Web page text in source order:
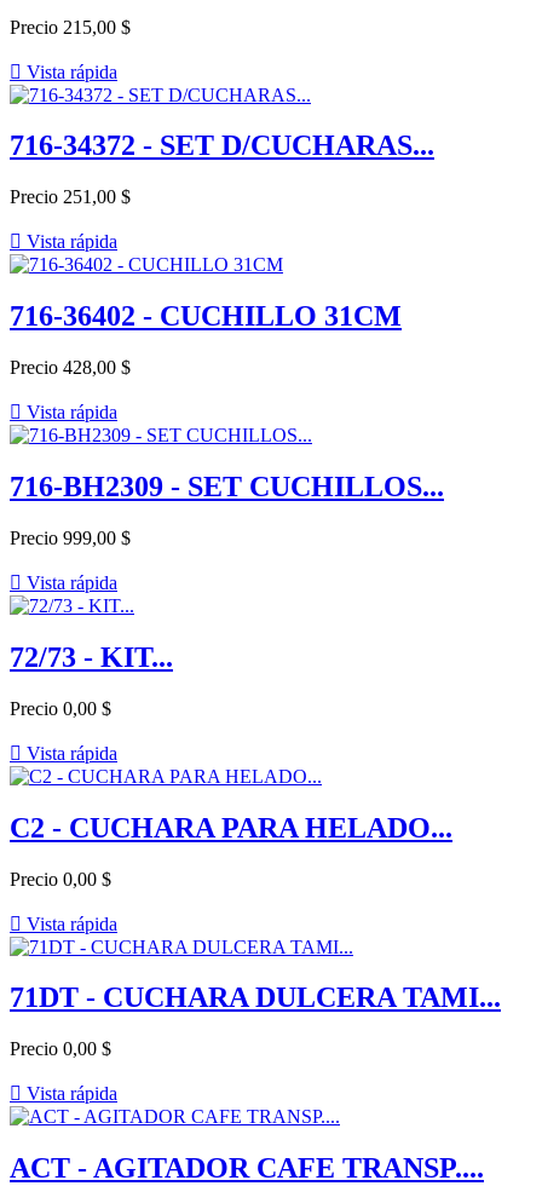
Precio 215,00 $
 Vista rápida
716-34372 - SET D/CUCHARAS...
Precio 251,00 $
 Vista rápida
716-36402 - CUCHILLO 31CM
Precio 428,00 $
 Vista rápida
716-BH2309 - SET CUCHILLOS...
Precio 999,00 $
 Vista rápida
72/73 - KIT...
Precio 0,00 $
 Vista rápida
C2 - CUCHARA PARA HELADO...
Precio 0,00 $
 Vista rápida
71DT - CUCHARA DULCERA TAMI...
Precio 0,00 $
 Vista rápida
ACT - AGITADOR CAFE TRANSP....